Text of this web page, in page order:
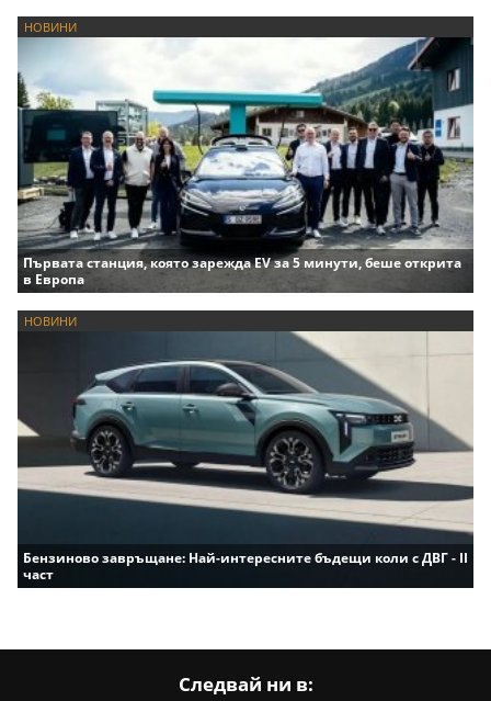
НОВИНИ
Първата станция, която зарежда EV за 5 минути, беше открита
в Европа
НОВИНИ
Бензиново завръщане: Най-интересните бъдещи коли с ДВГ - II
част
Следвай ни в: